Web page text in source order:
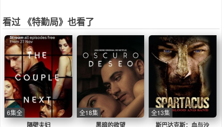
看过 《特勤局》也看了
隔壁夫妇
6集全
黑暗的欲望
全18集
斯巴达克斯：血与沙
全13集